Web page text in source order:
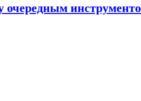
очередным